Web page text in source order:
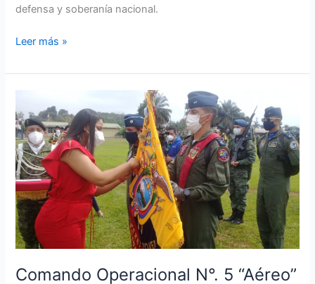
defensa y soberanía nacional.
Leer más »
Comando Operacional N°. 5 “Aéreo”
Operacional
N°.
5
“Aéreo”
recibió
la
condecoración
por
apoyo
en